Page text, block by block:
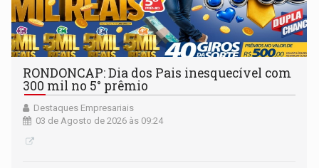
RONDONCAP: Dia dos Pais inesquecível com
300 mil no 5° prêmio
Destaques Empresariais
03 de Agosto de 2026 às 09:24